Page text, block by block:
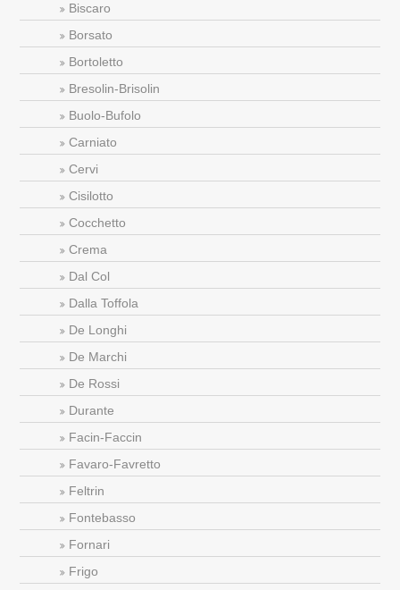
Biscaro
Borsato
Bortoletto
Bresolin-Brisolin
Buolo-Bufolo
Carniato
Cervi
Cisilotto
Cocchetto
Crema
Dal Col
Dalla Toffola
De Longhi
De Marchi
De Rossi
Durante
Facin-Faccin
Favaro-Favretto
Feltrin
Fontebasso
Fornari
Frigo